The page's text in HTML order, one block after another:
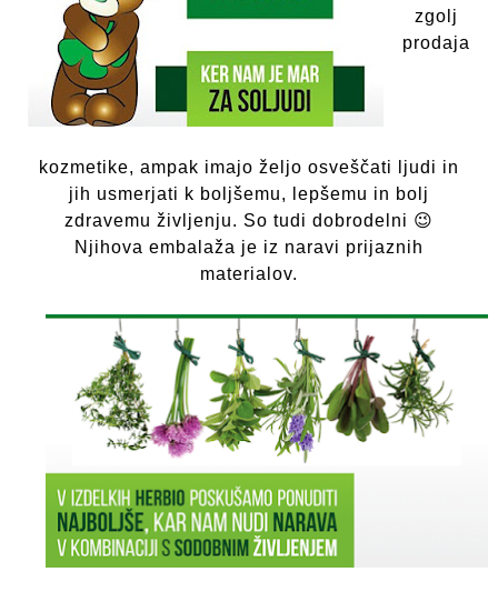
zgolj
prodaja
kozmetike, ampak imajo željo osveščati ljudi in
jih usmerjati k boljšemu, lepšemu in bolj
zdravemu življenju. So tudi dobrodelni 😉
Njihova embalaža je iz naravi prijaznih
materialov.